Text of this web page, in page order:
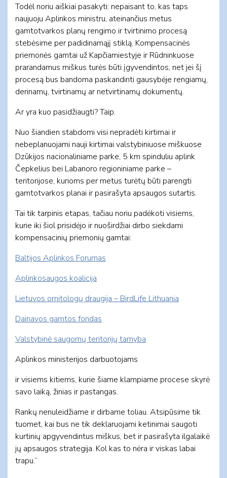
Todėl noriu aiškiai pasakyti: nepaisant to, kas taps
naujuoju Aplinkos ministru, ateinančius metus
gamtotvarkos planų rengimo ir tvirtinimo procesą
stebėsime per padidinamąjį stiklą. Kompensacinės
priemonės gamtai už Kapčiamiestyje ir Rūdninkuose
prarandamus miškus turės būti įgyvendintos, net jei šį
procesą bus bandoma paskandinti gausybėje rengiamų,
derinamų, tvirtinamų ar netvirtinamų dokumentų.
Ar yra kuo pasidžiaugti? Taip.
Nuo šiandien stabdomi visi nepradėti kirtimai ir
nebeplanuojami nauji kirtimai valstybiniuose miškuose
Dzūkijos nacionaliniame parke, 5 km spinduliu aplink
Čepkelius bei Labanoro regioniniame parke –
teritorijose, kurioms per metus turėtų būti parengti
gamtotvarkos planai ir pasirašyta apsaugos sutartis.
Tai tik tarpinis etapas, tačiau noriu padėkoti visiems,
kurie iki šiol prisidėjo ir nuoširdžiai dirbo siekdami
kompensacinių priemonių gamtai:
Baltijos Aplinkos Forumas
Aplinkosaugos koalicija
Lietuvos ornitologų draugija – BirdLife Lithuania
Dainavos gamtos fondas
Valstybinė saugomų teritorijų tarnyba
Aplinkos ministerijos darbuotojams
ir visiems kitiems, kurie šiame klampiame procese skyrė
savo laiką, žinias ir pastangas.
Rankų nenuleidžiame ir dirbame toliau. Atsipūsime tik
tuomet, kai bus ne tik deklaruojami ketinimai saugoti
kurtinių apgyvendintus miškus, bet ir pasirašyta ilgalaikė
jų apsaugos strategija. Kol kas to nėra ir viskas labai
trapu.“